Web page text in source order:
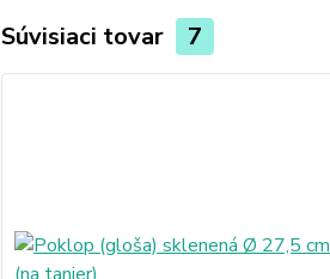
Súvisiaci tovar 7